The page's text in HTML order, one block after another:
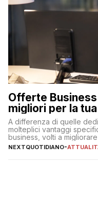
Offerte
migliori per la
A differenza di quelle
molteplici vantaggi
business, volti a
degli utenti
NEXTQUOTIDIANO-